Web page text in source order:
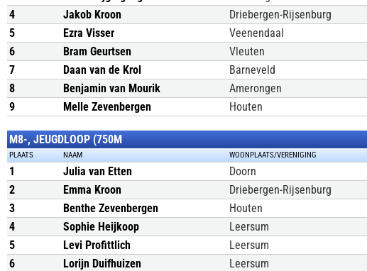
4
Jakob Kroon Driebergen-Rijsenburg
5
Ezra Visser Veenendaal
6
Bram Geurtsen Vleuten
7
Daan van de Krol Barneveld
8
Benjamin van Mourik Amerongen
9
Melle Zevenbergen Houten
M8-, JEUGDLOOP (750M
PLAATS NAAM WOONPLAATS/VERENIGING
1 Julia van Etten Doorn
2
Emma Kroon Driebergen-Rijsenburg
3
Benthe Zevenbergen Houten
4
Sophie Heijkoop Leersum
5
Levi Profittlich Leersum
6
Lorijn Duifhuizen Leersum